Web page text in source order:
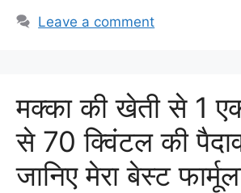
Leave a comment
मक्का की खेती से 1
से 70 क्विंटल की
जानिए मेरा बेस्ट